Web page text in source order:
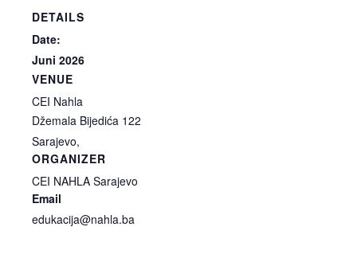
DETAILS
Date:
Juni 2026
VENUE
CEI Nahla
Džemala Bijedića 122
Sarajevo,
ORGANIZER
CEI NAHLA Sarajevo
Email
edukacija@nahla.ba